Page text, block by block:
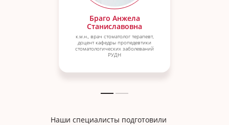
Наши специалисты подготовили
Браго Анжела
Станиславовна
к.м.н., врач стоматолог терапевт,
доцент кафедры пропедевтики
стоматологических заболеваний
РУДН